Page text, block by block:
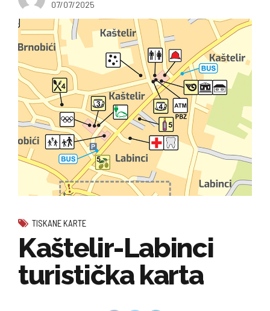
07/07/2025
TISKANE KARTE
Kaštelir-Labinci
turistička karta